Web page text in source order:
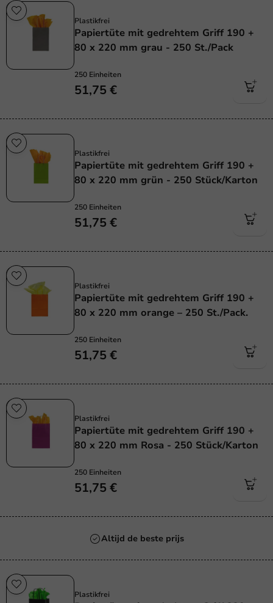
Plastikfrei
Papiertüte mit gedrehtem Griff 190 +
80 x 220 mm grau - 250 St./Pack
250 Einheiten
51,75 €
Plastikfrei
Papiertüte mit gedrehtem Griff 190 +
80 x 220 mm grün - 250 Stück/Karton
250 Einheiten
51,75 €
Plastikfrei
Papiertüte mit gedrehtem Griff 190 +
80 x 220 mm orange – 250 St./Pack.
250 Einheiten
51,75 €
Plastikfrei
Papiertüte mit gedrehtem Griff 190 +
80 x 220 mm Rosa - 250 Stück/Karton
250 Einheiten
51,75 €
Altijd de beste prijs
Plastikfrei